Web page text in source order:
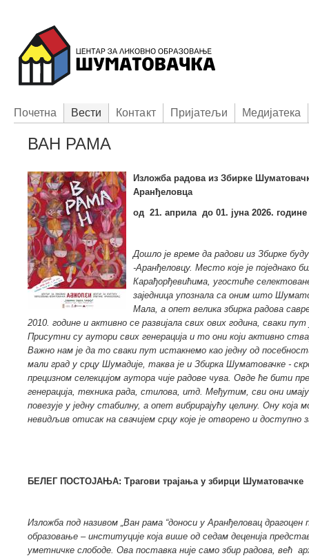
Пoчетна Вести Контакт Приjатељи Медијатека
ВАН РАМА
Изложба радова из Збирке
Аранђеловца
од 21. априла до 01. јуна 2026. године
Дошло је време да радови из Збирке
-Аранђеловцу. Место које је поједнако
Карађорђевићима, угостиће
заједница упознала са оним што
Мала, а опет велика збирка радова
2010. године и активно се развијала свих ових година, сваки пут
Присутни су аутори свих генерација и то они који активно
Важно нам је да то сваки пут истакнемо као једну од посебност
мали град у срцу Шумадије, таква је и Збирка Шуматовачке -
прецизном селекцијом аутора чије радове чува. Овде ће бити
генерација, техника рада, стилова, итд. Међутим, сви они имају
повезује у једну стабилну, а опет вибрирајућу целину. Ону
невидљив отисак на свачијем срцу које је отворено и доступно
БЕЛЕГ ПОСТОЈАЊА: Трагови трајања у збирци Шуматовачке
Изложба под називом „Ван рама “доноси у Аранђеловац драгоцен
образовање – институције која више од седам деценија
уметничке слободе. Ова поставка није само збир радова, већ